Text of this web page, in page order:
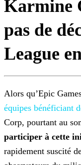
Karmine
pas de
League
Alors qu’Epic
équipes bénéficiant
Corp, pourtant au
participer à cette
rapidement suscité